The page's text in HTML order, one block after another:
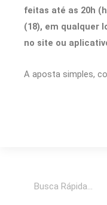
feitas até as 20h
(18), em qualquer
no site ou
A aposta simples,